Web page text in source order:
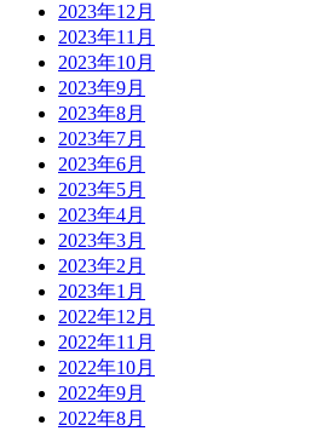
2023年12月
2023年11月
2023年10月
2023年9月
2023年8月
2023年7月
2023年6月
2023年5月
2023年4月
2023年3月
2023年2月
2023年1月
2022年12月
2022年11月
2022年10月
2022年9月
2022年8月